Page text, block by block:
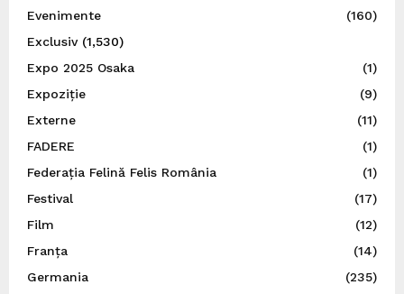
Evenimente
(160)
Exclusiv(1,530)
Expo 2025 Osaka
(1)
Expoziție
(9)
Externe
(11)
FADERE
(1)
Federația Felină Felis România
(1)
Festival
(17)
Film
(12)
Franța
(14)
Germania
(235)